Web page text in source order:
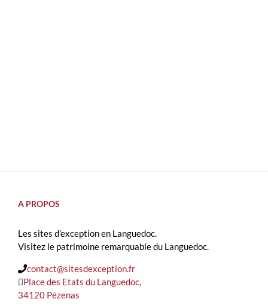
A PROPOS
Les sites d’exception en Languedoc.
Visitez le patrimoine remarquable du Languedoc.
contact@sitesdexception.fr
Place des Etats du Languedoc,
34120 Pézenas